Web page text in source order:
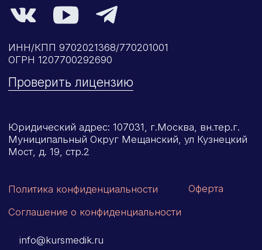
©2026 ООО «МЦ МФО» МОСКВА
Профессиональная подготовка
Повышение квалификации
Для биологов
Со средним образованием
С высшим образованием
Со средним образованием
С высшим образованием
Подготовка документов
Категория «под ключ»
Периодическая аккредитация «под ключ»